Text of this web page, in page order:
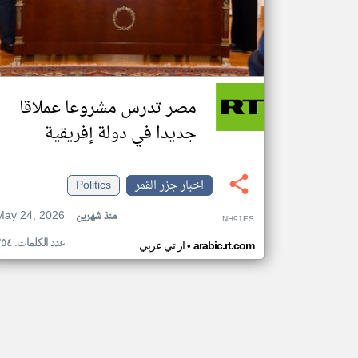
مصر تدرس مشروعا عملاقا
جديدا في دولة إفريقية
اخبار جزر القمر
Politics
24, 2026
منذ شهرين NH91ES
ار تي عربي• arabic.rt.com عدد الكلمات: ٢٥٤